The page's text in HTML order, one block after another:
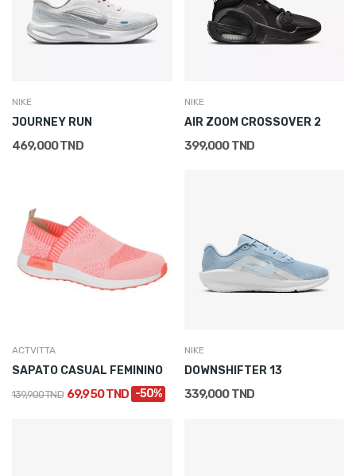
NIKE
JOURNEY RUN
469,000 TND
NIKE
AIR ZOOM CROSSOVER 2
399,000 TND
ACTVITTA
SAPATO CASUAL FEMININO
139,900 TND 69,950 TND -50%
NIKE
DOWNSHIFTER 13
339,000 TND